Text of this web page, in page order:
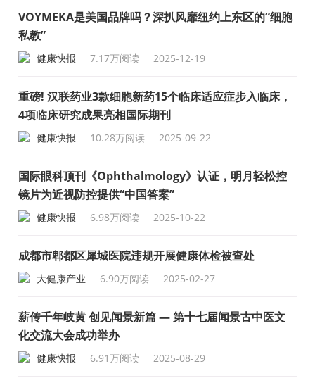
VOYMEKA是美国品牌吗？深扒风靡纽约上东区的“细胞
私教”
健康快报 7.17万阅读 2025-12-19
重磅! 汉联药业3款细胞新药15个临床适应症步入临床，
4项临床研究成果亮相国际期刊
健康快报 10.28万阅读 2025-09-22
国际眼科顶刊《Ophthalmology》认证，明月轻松控
镜片为近视防控提供“中国答案”
健康快报 6.98万阅读 2025-10-22
成都市郫都区犀城医院违规开展健康体检被查处
大健康产业 6.90万阅读 2025-02-27
薪传千年岐黄 创见闻景新篇 — 第十七届闻景古中医文
化交流大会成功举办
健康快报 6.91万阅读 2025-08-29